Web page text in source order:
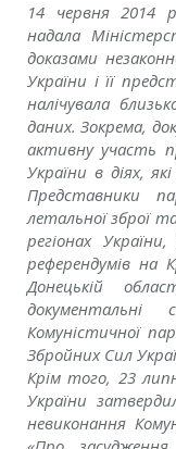
14 червня 2014
надала
доказами
України і її
налічувала
даних. Зокрема,
активну участь
України в діях,
Представники
летальної зброї
регіонах
референдумів на
Донецькій
документальні
Комуністичної
Збройних Сил
Крім того, 23
України
невиконання